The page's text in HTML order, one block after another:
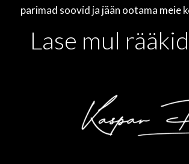
parimad soovid ja jään ootama meie
Lase mul